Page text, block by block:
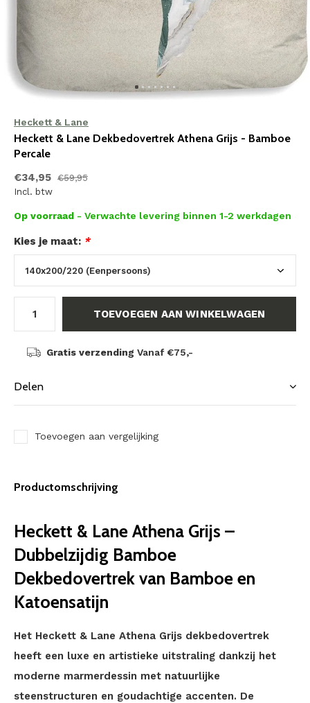
Heckett & Lane
Heckett & Lane Dekbedovertrek Athena Grijs - Bamboe
Percale
€34,95 €59,95
Incl. btw
Op voorraad - Verwachte levering binnen 1-2 werkdagen
Kies je maat: *
TOEVOEGEN AAN WINKELWAGEN
Gratis verzending Vanaf €75,-
Delen
Toevoegen aan vergelijking
Productomschrijving
Heckett & Lane Athena Grijs –
Dubbelzijdig Bamboe
Dekbedovertrek van Bamboe en
Katoensatijn
Het Heckett & Lane Athena Grijs dekbedovertrek
heeft een luxe en artistieke uitstraling dankzij het
moderne marmerdessin met natuurlijke
steenstructuren en goudachtige accenten. De